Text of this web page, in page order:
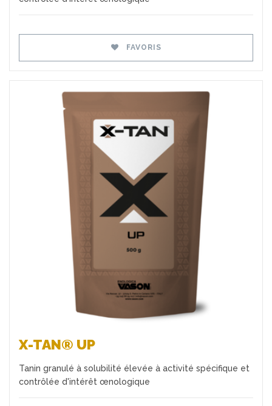
FAVORIS
X-TAN® UP
Tanin granulé à solubilité élevée à activité spécifique et
contrôlée d'intérêt œnologique